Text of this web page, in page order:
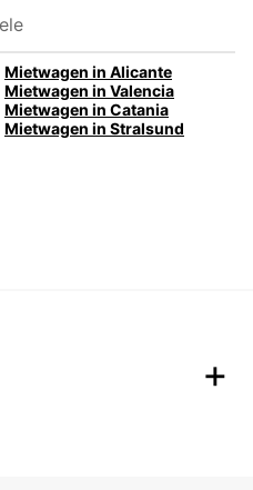
Mietwagen in Alicante
Mietwagen in Valencia
Mietwagen in Catania
Mietwagen in Stralsund